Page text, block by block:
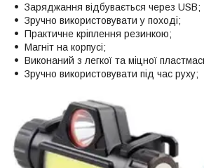
Заряджання відбувається через USB;
Зручно використовувати у поході;
Практичне кріплення резинкою;
Магніт на корпусі;
Виконаний з легкої та міцної
Зручно використовувати під час руху;